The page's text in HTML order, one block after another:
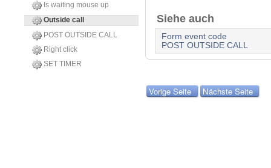
Is waiting mouse up
Outside call
POST OUTSIDE CALL
Right click
SET TIMER
Siehe auch
Form event code
POST OUTSIDE CALL
Vorige Seite Nächste Seite